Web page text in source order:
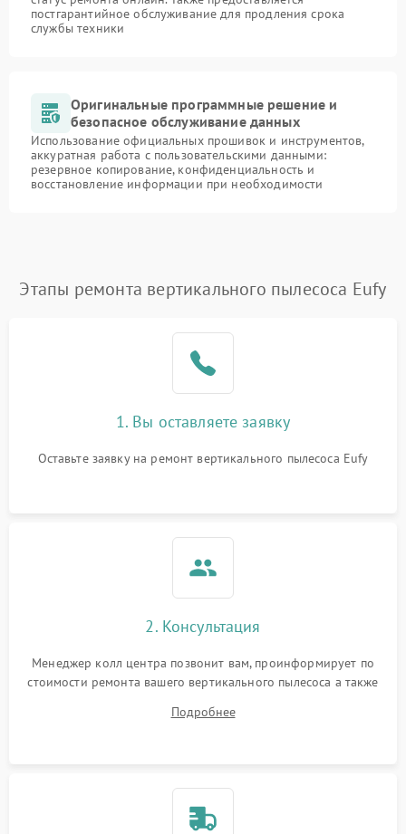
постгарантийное обслуживание для продления срока
службы техники
Оригинальные программные решение и
безопасное обслуживание данных
Использование официальных прошивок и инструментов,
аккуратная работа с пользовательскими данными:
резервное копирование, конфиденциальность и
восстановление информации при необходимости
Этапы ремонта вертикального пылесоса Eufy
1. Вы оставляете заявку
Оставьте заявку на ремонт вертикального пылесоса Eufy
2. Консультация
Менеджер колл центра позвонит вам, проинформирует по
стоимости ремонта вашего вертикального пылесоса а также
Подробнее